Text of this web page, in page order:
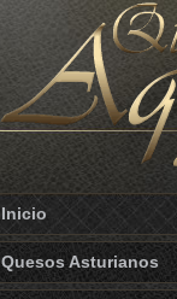
Inicio
Quesos Asturianos